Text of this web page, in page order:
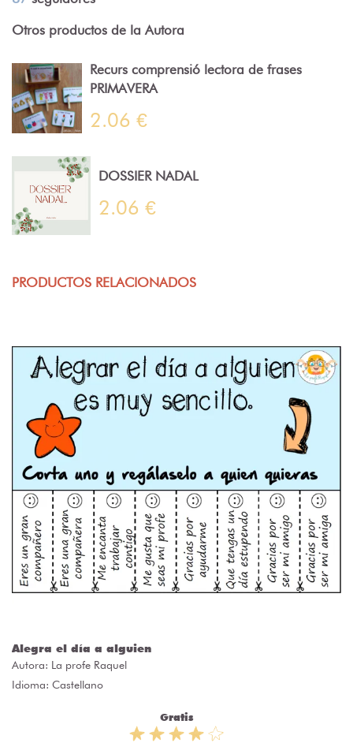
Otros productos de la Autora
Recurs comprensió lectora de frases
PRIMAVERA
2.06 €
DOSSIER NADAL
2.06 €
PRODUCTOS RELACIONADOS
Alegra el día a alguien
Autora: La profe Raquel
Idioma: Castellano
Gratis